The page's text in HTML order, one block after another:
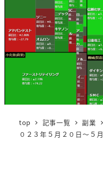
top 記事一覧 副業
０２３年５月２０日～５月